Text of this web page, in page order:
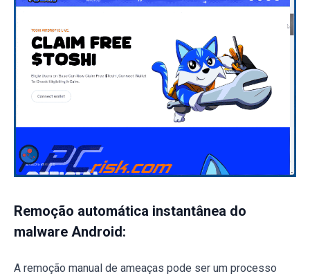
Remoção automática instantânea do
malware Android:
A remoção manual de ameaças pode ser um processo